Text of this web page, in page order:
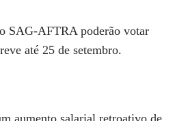
SAG-AFTRA poderão votar
até 25 de setembro.